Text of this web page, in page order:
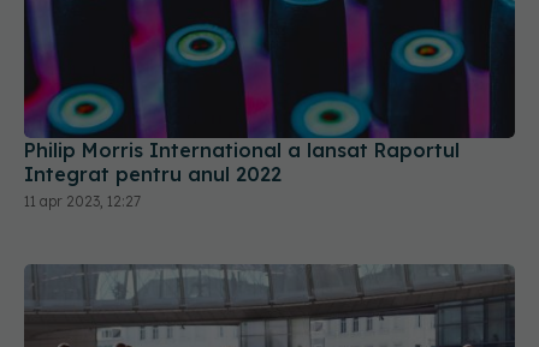
Philip Morris International a lansat Raportul
Integrat pentru anul 2022
11 apr 2023, 12:27